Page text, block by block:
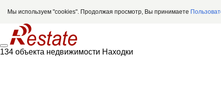
Мы используем "cookies". Продолжая просмотр, Вы принимаете
134 объекта недвижимости Находки